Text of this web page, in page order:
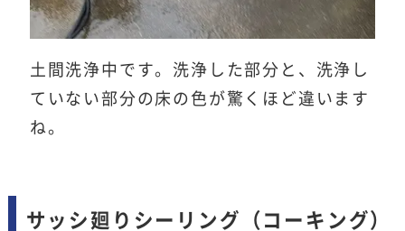
土間洗浄中です。洗浄した部分と、洗浄し
ていない部分の床の色が驚くほど違います
ね。
サッシ廻りシーリング（コーキング）